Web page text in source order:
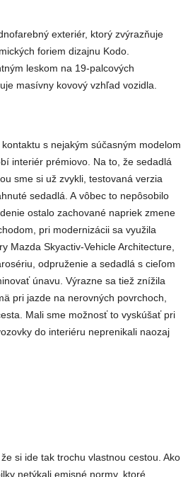
exteriér, ktorý zvýrazňuje
foriem dizajnu Kodo.
leskom na 19-palcových
masívny kovový vzhľad vozidla.
s nejakým súčasným modelom
interiér prémiovo. Na to, že sedadlá
sme si už zvykli, testovaná verzia
sedadlá. A vôbec to nepôsobilo
ostalo zachované napriek zmene
pri modernizácii sa využila
Mazda Skyactiv-Vehicle Architecture,
odpruženie a sedadlá s cieľom
únavu. Výrazne sa tiež znížila
pri jazde na nerovných povrchoch,
Mali sme možnosť to vyskúšať pri
do interiéru neprenikali naozaj
si ide tak trochu vlastnou cestou. Ako
netýkali emisné normy, ktoré